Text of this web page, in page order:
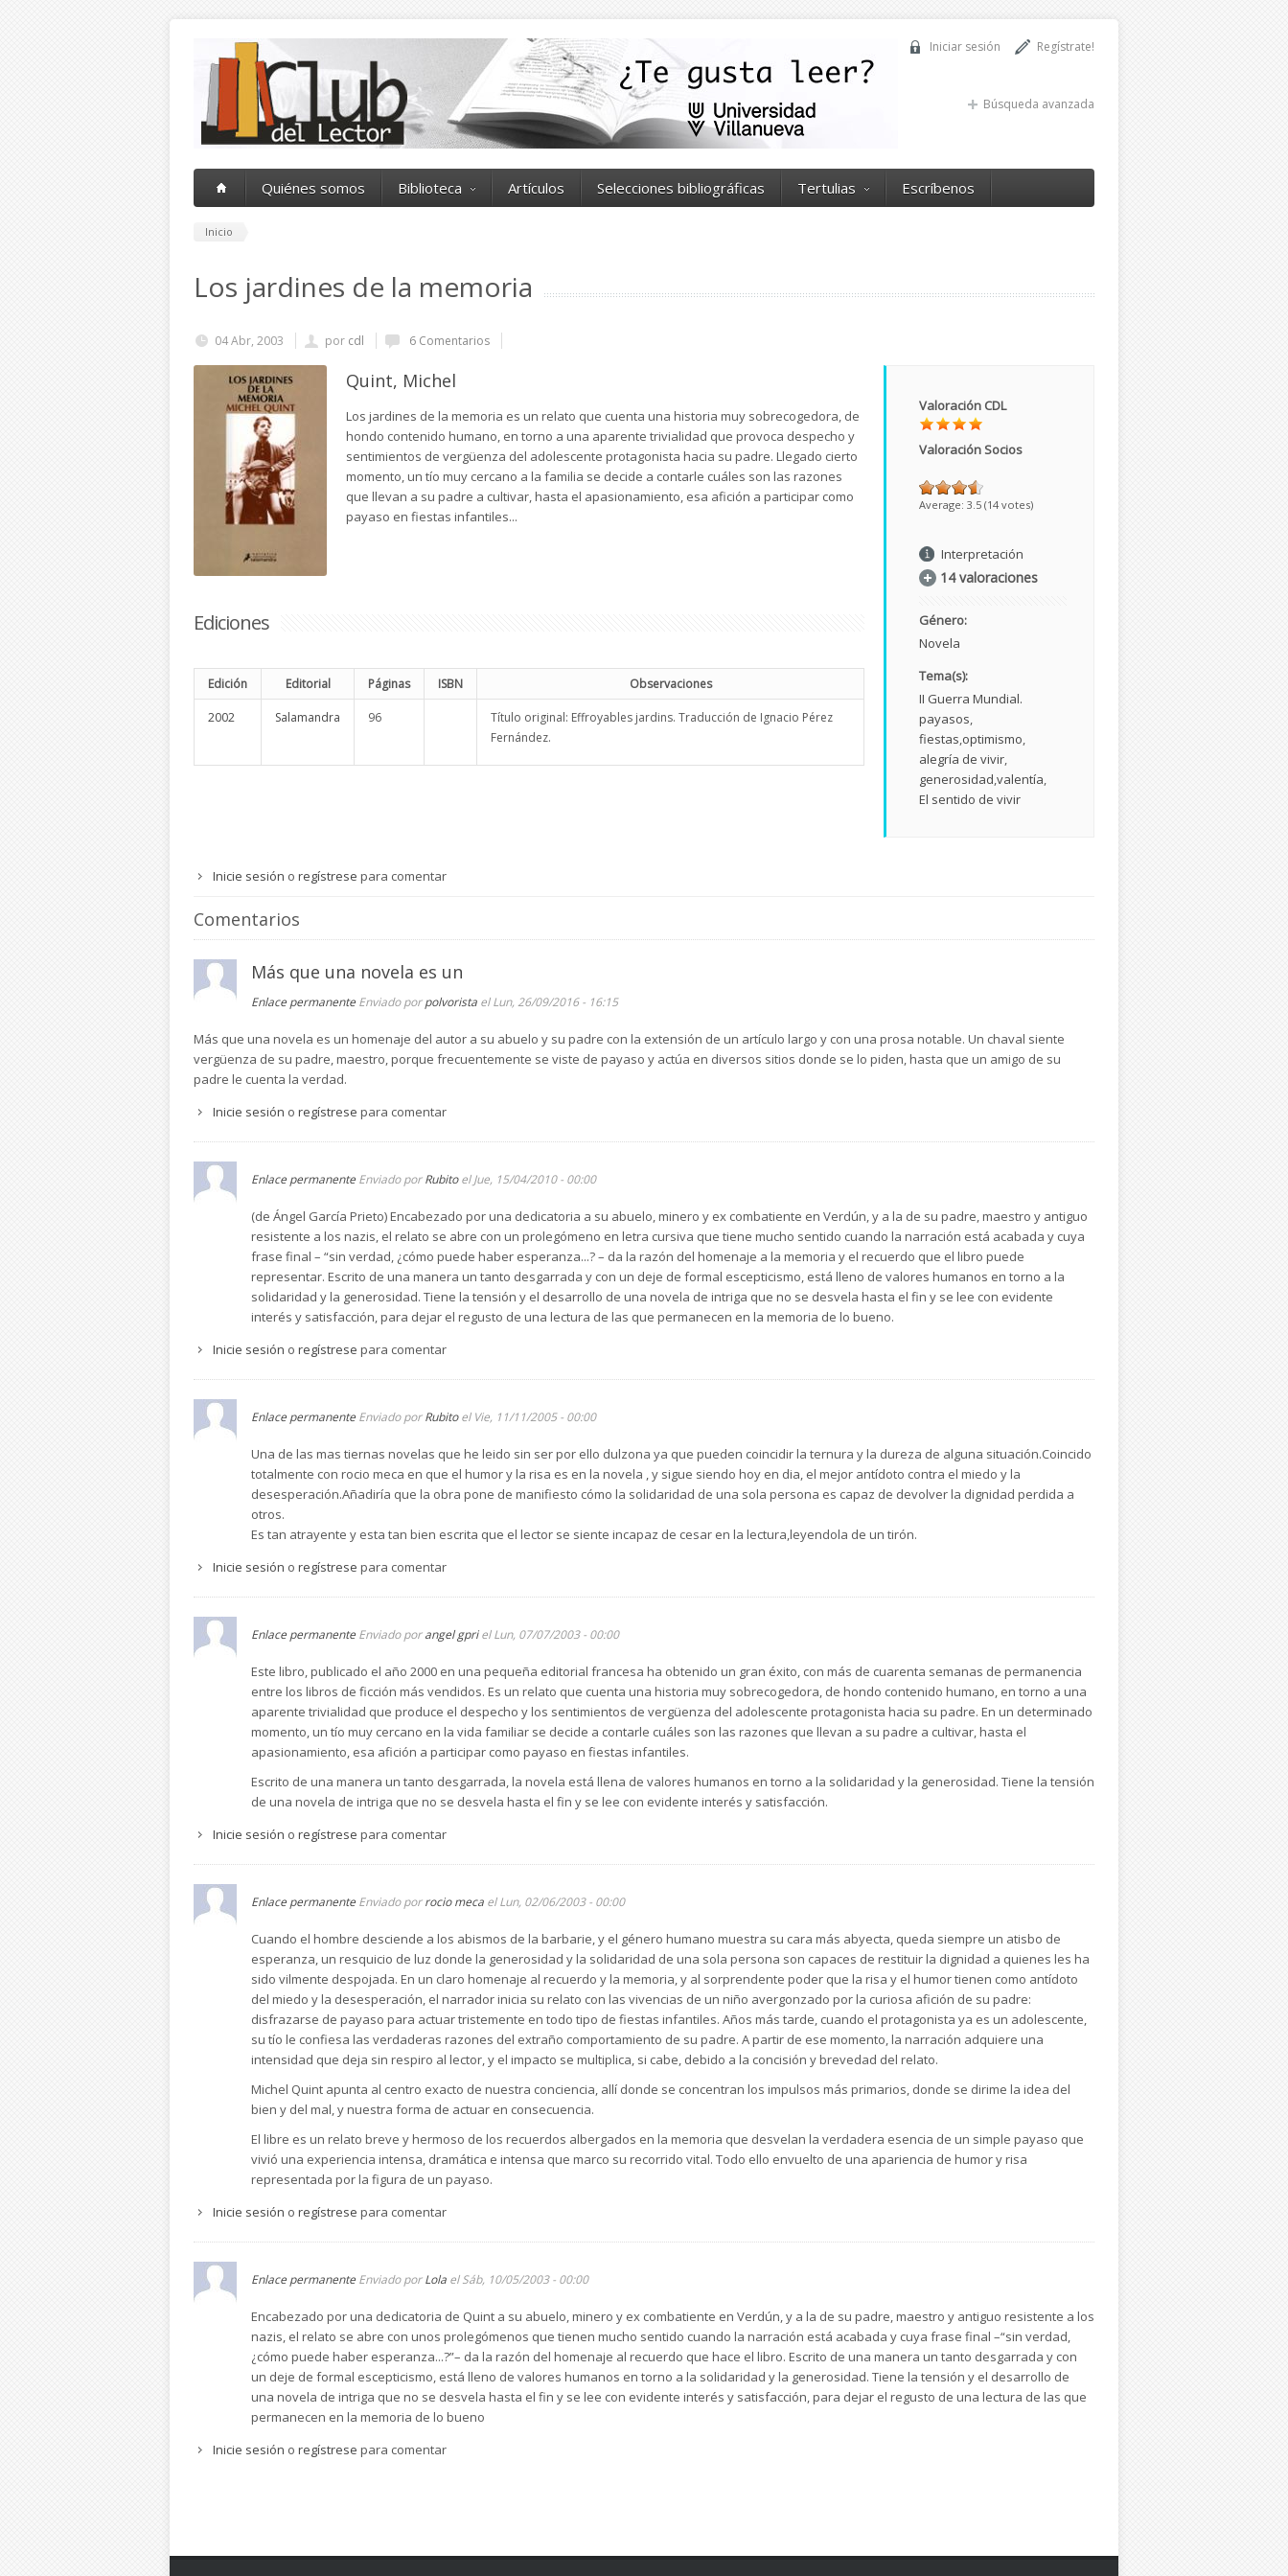
Regístrate!
Iniciar sesión
Búsqueda avanzada
Quiénes somos Biblioteca Artículos Selecciones bibliográficas Tertulias Escríbenos
Inicio
Los jardines de la memoria
04 Abr, 2003 por cdl 6 Comentarios
Quint, Michel
Los jardines de la memoria es un relato que cuenta una historia muy sobrecogedora, de
hondo contenido humano, en torno a una aparente trivialidad que provoca despecho y
sentimientos de vergüenza del adolescente protagonista hacia su padre. Llegado cierto
momento, un tío muy cercano a la familia se decide a contarle cuáles son las razones
que llevan a su padre a cultivar, hasta el apasionamiento, esa afición a participar como
payaso en fiestas infantiles...
Ediciones
Edición Editorial Páginas ISBN Observaciones
2002 Salamandra 96
Título original: Effroyables jardins. Traducción de Ignacio Pérez
Fernández.
Valoración CDL
Valoración Socios
Average: 3.5 (14 votes)
Interpretación
14 valoraciones
Género:
Novela
Tema(s):
II Guerra Mundial.
payasos
fiestas optimismo
alegría de vivir
generosidad valentía
El sentido de vivir
Inicie sesión o regístrese para comentar
Comentarios
Más que una novela es un
Enlace permanente Enviado porpolvorista el Lun, 26/09/2016 - 16:15
Más que una novela es un homenaje del autor a su abuelo y su padre con la extensión de un artículo largo y con una prosa notable. Un chaval siente
vergüenza de su padre, maestro, porque frecuentemente se viste de payaso y actúa en diversos sitios donde se lo piden, hasta que un amigo de su
padre le cuenta la verdad.
Inicie sesión o regístrese para comentar
Enlace permanente Enviado porRubitoel Jue, 15/04/2010 - 00:00
(de Ángel García Prieto) Encabezado por una dedicatoria a su abuelo, minero y ex combatiente en Verdún, y a la de su padre, maestro y antiguo
resistente a los nazis, el relato se abre con un prolegómeno en letra cursiva que tiene mucho sentido cuando la narración está acabada y cuya
frase final – “sin verdad, ¿cómo puede haber esperanza...? – da la razón del homenaje a la memoria y el recuerdo que el libro puede
representar. Escrito de una manera un tanto desgarrada y con un deje de formal escepticismo, está lleno de valores humanos en torno a la
solidaridad y la generosidad. Tiene la tensión y el desarrollo de una novela de intriga que no se desvela hasta el fin y se lee con evidente
interés y satisfacción, para dejar el regusto de una lectura de las que permanecen en la memoria de lo bueno.
Inicie sesión o regístrese para comentar
Enlace permanente Enviado porRubitoel Vie, 11/11/2005 - 00:00
Una de las mas tiernas novelas que he leido sin ser por ello dulzona ya que pueden coincidir la ternura y la dureza de alguna situación.Coincido
totalmente con rocio meca en que el humor y la risa es en la novela , y sigue siendo hoy en dia, el mejor antídoto contra el miedo y la
desesperación.Añadiría que la obra pone de manifiesto cómo la solidaridad de una sola persona es capaz de devolver la dignidad perdida a
otros.
Es tan atrayente y esta tan bien escrita que el lector se siente incapaz de cesar en la lectura,leyendola de un tirón.
Inicie sesión o regístrese para comentar
Enlace permanente Enviado porangel gpriel Lun, 07/07/2003 - 00:00
Este libro, publicado el año 2000 en una pequeña editorial francesa ha obtenido un gran éxito, con más de cuarenta semanas de permanencia
entre los libros de ficción más vendidos. Es un relato que cuenta una historia muy sobrecogedora, de hondo contenido humano, en torno a una
aparente trivialidad que produce el despecho y los sentimientos de vergüenza del adolescente protagonista hacia su padre. En un determinado
momento, un tío muy cercano en la vida familiar se decide a contarle cuáles son las razones que llevan a su padre a cultivar, hasta el
apasionamiento, esa afición a participar como payaso en fiestas infantiles.
Escrito de una manera un tanto desgarrada, la novela está llena de valores humanos en torno a la solidaridad y la generosidad. Tiene la tensión
de una novela de intriga que no se desvela hasta el fin y se lee con evidente interés y satisfacción.
Inicie sesión o regístrese para comentar
Enlace permanente Enviado porrocio meca el Lun, 02/06/2003 - 00:00
Cuando el hombre desciende a los abismos de la barbarie, y el género humano muestra su cara más abyecta, queda siempre un atisbo de
esperanza, un resquicio de luz donde la generosidad y la solidaridad de una sola persona son capaces de restituir la dignidad a quienes les ha
sido vilmente despojada. En un claro homenaje al recuerdo y la memoria, y al sorprendente poder que la risa y el humor tienen como antídoto
del miedo y la desesperación, el narrador inicia su relato con las vivencias de un niño avergonzado por la curiosa afición de su padre:
disfrazarse de payaso para actuar tristemente en todo tipo de fiestas infantiles. Años más tarde, cuando el protagonista ya es un adolescente,
su tío le confiesa las verdaderas razones del extraño comportamiento de su padre. A partir de ese momento, la narración adquiere una
intensidad que deja sin respiro al lector, y el impacto se multiplica, si cabe, debido a la concisión y brevedad del relato.
Michel Quint apunta al centro exacto de nuestra conciencia, allí donde se concentran los impulsos más primarios, donde se dirime la idea del
bien y del mal, y nuestra forma de actuar en consecuencia.
El libre es un relato breve y hermoso de los recuerdos albergados en la memoria que desvelan la verdadera esencia de un simple payaso que
vivió una experiencia intensa, dramática e intensa que marco su recorrido vital. Todo ello envuelto de una apariencia de humor y risa
representada por la figura de un payaso.
Inicie sesión o regístrese para comentar
Enlace permanente Enviado porLola el Sáb, 10/05/2003 - 00:00
Encabezado por una dedicatoria de Quint a su abuelo, minero y ex combatiente en Verdún, y a la de su padre, maestro y antiguo resistente a los
nazis, el relato se abre con unos prolegómenos que tienen mucho sentido cuando la narración está acabada y cuya frase final –“sin verdad,
¿cómo puede haber esperanza...?”– da la razón del homenaje al recuerdo que hace el libro. Escrito de una manera un tanto desgarrada y con
un deje de formal escepticismo, está lleno de valores humanos en torno a la solidaridad y la generosidad. Tiene la tensión y el desarrollo de
una novela de intriga que no se desvela hasta el fin y se lee con evidente interés y satisfacción, para dejar el regusto de una lectura de las que
permanecen en la memoria de lo bueno
Inicie sesión o regístrese para comentar